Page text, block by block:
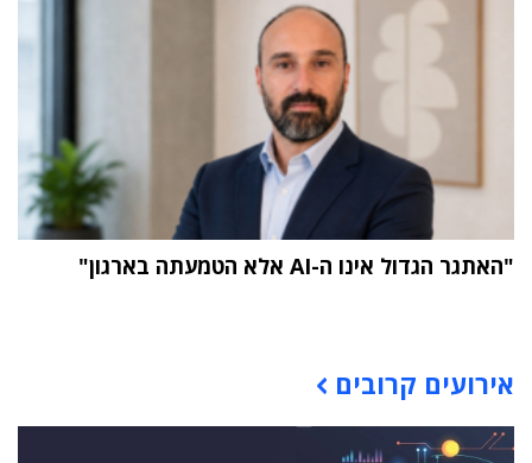
"האתגר הגדול אינו ה-AI אלא הטמעתה בארגון"
אירועים קרובים